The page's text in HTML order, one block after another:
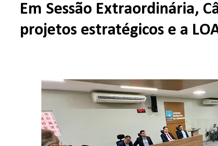
Em Sessão Extraordinária,
projetos estratégicos e a